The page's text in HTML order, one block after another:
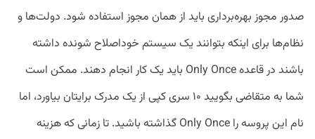
صدور مجوز بهره‌برداری باید از همان مجوز استفاده شود. دولت‌ها و
نظام‌ها برای اینکه بتوانند یک سیستم خوداصلاح شونده داشته
باشند در قاعده Only Once باید یک کار انجام دهند. ممکن است
شما به متقاضی بگویید ۱۰ سری کپی از یک مدرک برایتان بیاورد، اما
نام این پروسه را Only Once گذاشته باشید. تا زمانی که هزینه